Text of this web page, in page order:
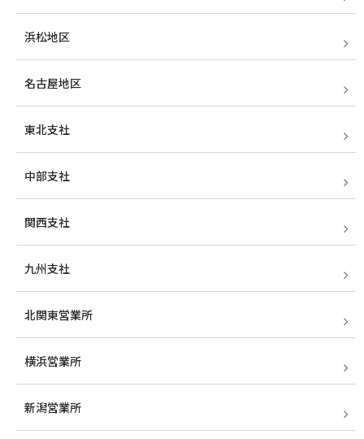
浜松地区
名古屋地区
東北支社
中部支社
関西支社
九州支社
北関東営業所
横浜営業所
新潟営業所